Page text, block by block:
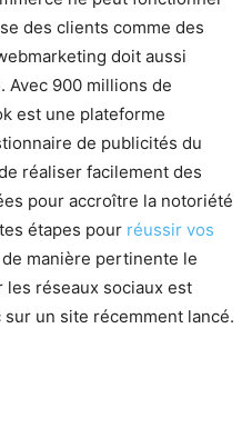
des clients comme des
doit aussi
Avec 900 millions de
est une plateforme
de publicités du
réaliser facilement des
pour accroître la notoriété
étapes pour réussir vos
de manière pertinente le
réseaux sociaux est
un site récemment lancé.